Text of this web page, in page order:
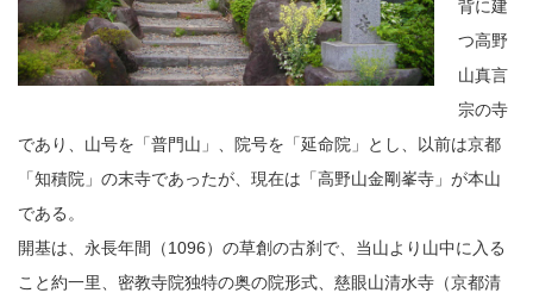
背に建
つ高野
山真言
宗の寺
であり、山号を「普門山」、院号を「延命院」とし、以前は京都
「知積院」の末寺であったが、現在は「高野山金剛峯寺」が本山
である。
開基は、永長年間（1096）の草創の古刹で、当山より山中に入る
こと約一里、密教寺院独特の奥の院形式、慈眼山清水寺（京都清